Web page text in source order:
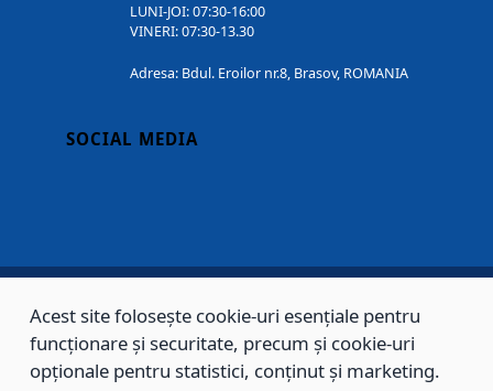
LUNI-JOI: 07:30-16:00
VINERI: 07:30-13.30
Adresa: Bdul. Eroilor nr.8, Brasov, ROMANIA
SOCIAL MEDIA
Copyright © 2002 - 2026 - PRIMĂRIA MUNICIPIULUI BRAȘOV, toate drepturile
rezervate.
Acest site folosește cookie-uri esențiale pentru
funcționare și securitate, precum și cookie-uri
opționale pentru statistici, conținut și marketing.